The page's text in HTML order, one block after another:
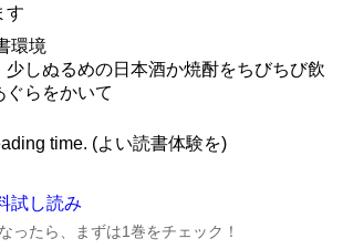
す
環境
少しぬるめの日本酒か焼酎をちびちび飲
ぐらをかいて
time. (よい読書体験を)
試し読み
ったら、まずは1巻をチェック！